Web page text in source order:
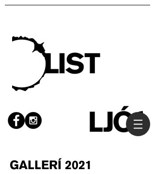
GALLERÍ 2021